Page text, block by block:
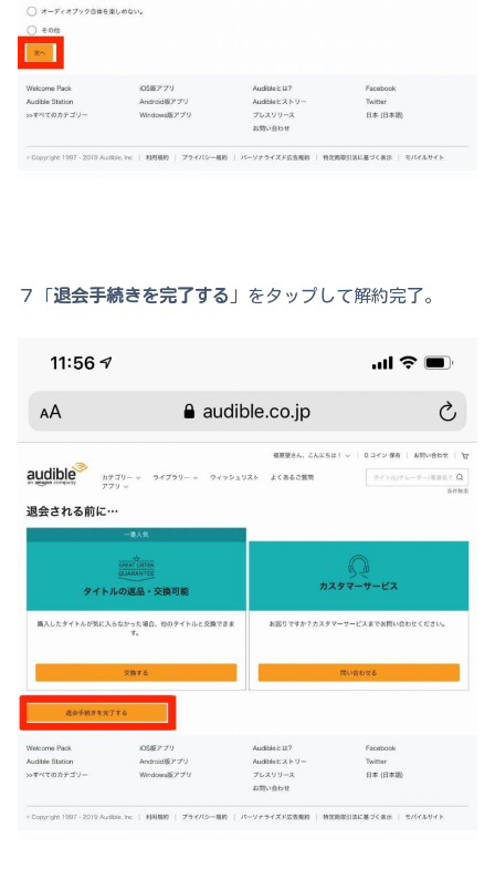
７「退会手続きを完了する 」をタップして解約完了。